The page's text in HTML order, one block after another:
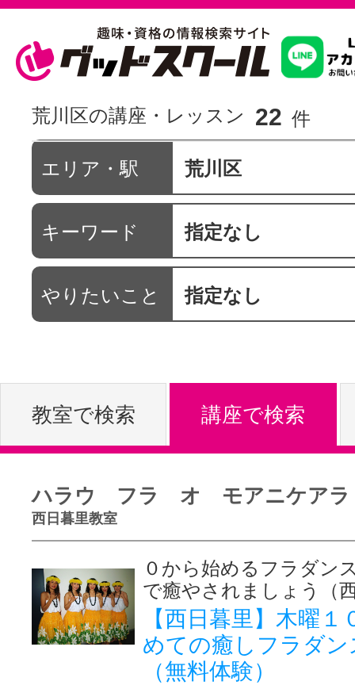
習いたいこ
スクールを
駅・路線か
通信講座を
体験レッス
やりたいこ
グッドスク
掲載のお問
荒川区の講座・レッスン 22 件
エリア・駅 荒川区
キーワード 指定なし
やりたいこと 指定なし
教室で検索 講座で検索
ハラウ フラ オ モアニケアラ
西日暮里教室
０から始めるフラダン
で癒やされましょう（
【西日暮里】木曜
めての癒しフラダ
（無料体験）